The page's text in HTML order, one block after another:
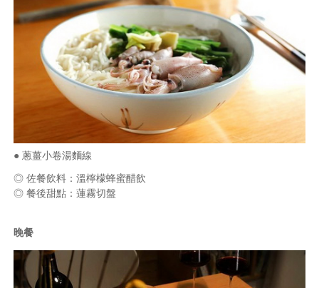
● 蔥薑小卷湯麵線
◎ 佐餐飲料：溫檸檬蜂蜜醋飲
◎ 餐後甜點：蓮霧切盤
晚餐